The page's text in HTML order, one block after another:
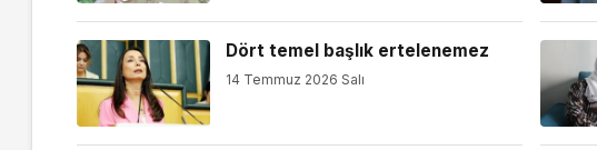
Dört temel başlık ertelenemez
14 Temmuz 2026 Salı